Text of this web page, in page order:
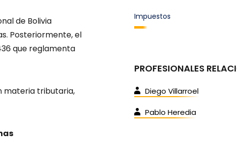
de Bolivia
Posteriormente, el
que reglamenta
materia tributaria,
Impuestos
PROFESIONALES
Diego Villarroel
Pablo Heredia